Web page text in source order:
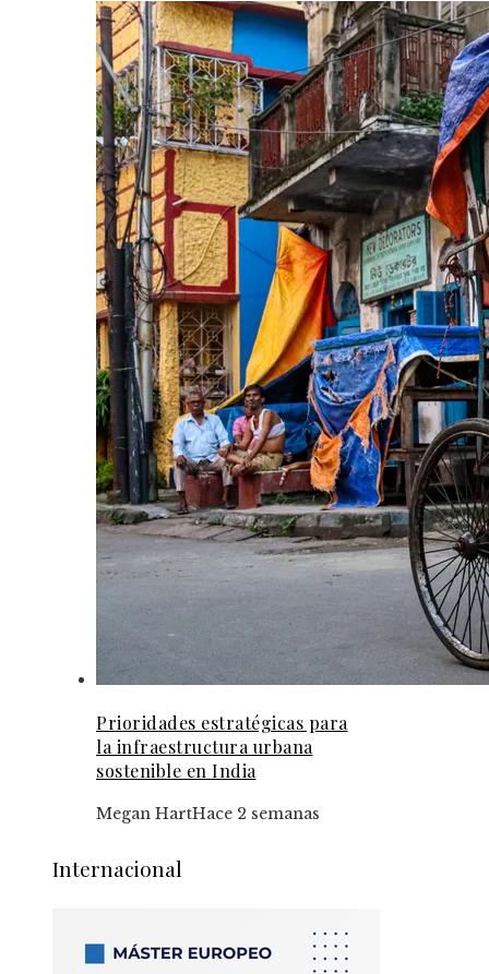
Prioridades estratégicas para
la infraestructura urbana
sostenible en India
Megan HartHace 2 semanas
Internacional